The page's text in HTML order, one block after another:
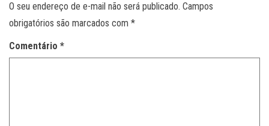
O seu endereço de e-mail não será publicado. Campos
obrigatórios são marcados com *
Comentário *